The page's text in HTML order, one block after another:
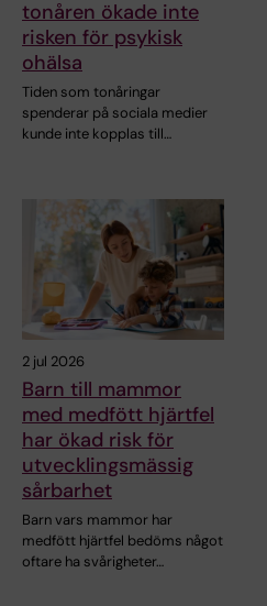
tonåren ökade inte
risken för psykisk
ohälsa
Tiden som tonåringar
spenderar på sociala medier
kunde inte kopplas till…
2 jul 2026
Barn till mammor
med medfött hjärtfel
har ökad risk för
utvecklingsmässig
sårbarhet
Barn vars mammor har
medfött hjärtfel bedöms något
oftare ha svårigheter…